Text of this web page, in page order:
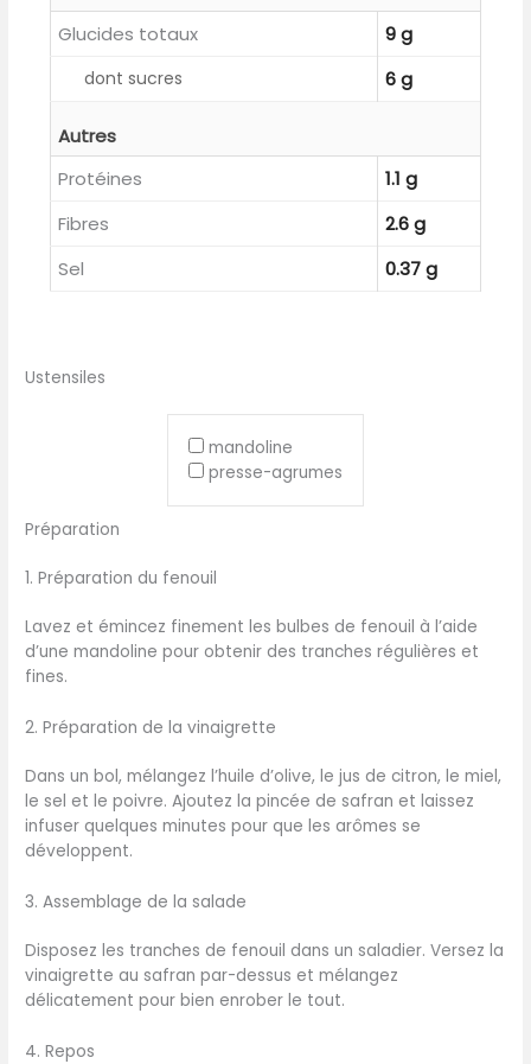
Glucides totaux
9 g
dont sucres 6 g
Autres
Protéines
1.1 g
Fibres
2.6 g
Sel
0.37 g
Ustensiles
mandoline
presse-agrumes
Préparation
1. Préparation du fenouil
Lavez et émincez finement les bulbes de fenouil à l’aide
d’une mandoline pour obtenir des tranches régulières et
fines.
2. Préparation de la vinaigrette
Dans un bol, mélangez l’huile d’olive, le jus de citron, le miel,
le sel et le poivre. Ajoutez la pincée de safran et laissez
infuser quelques minutes pour que les arômes se
développent.
3. Assemblage de la salade
Disposez les tranches de fenouil dans un saladier. Versez la
vinaigrette au safran par-dessus et mélangez
délicatement pour bien enrober le tout.
4. Repos